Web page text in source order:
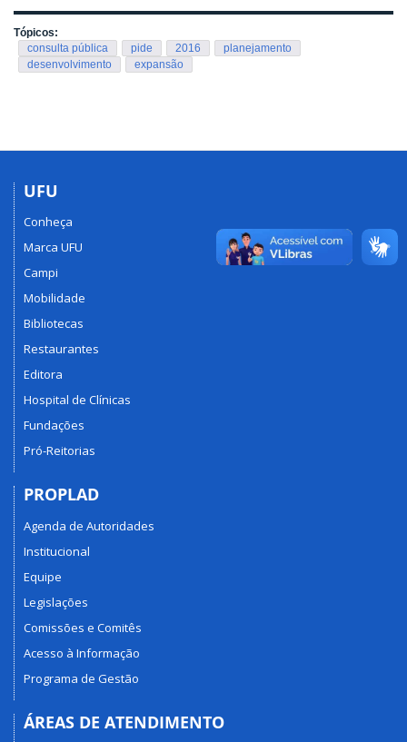
Tópicos:
consulta pública
pide 2016
planejamento
desenvolvimento
expansão
UFU
Conheça
Marca UFU
Campi
Mobilidade
Bibliotecas
Restaurantes
Editora
Hospital de Clínicas
Fundações
Pró-Reitorias
PROPLAD
Agenda de Autoridades
Institucional
Equipe
Legislações
Comissões e Comitês
Acesso à Informação
Programa de Gestão
ÁREAS DE ATENDIMENTO